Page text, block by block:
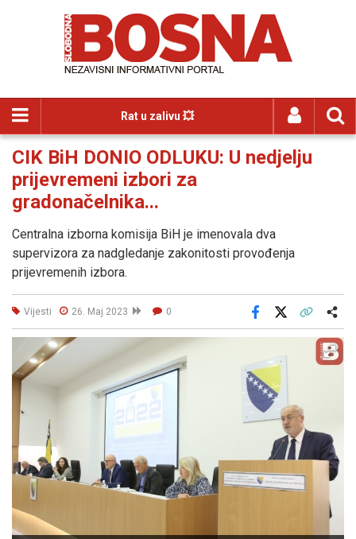
Rat u zalivu 💥
CIK BiH DONIO ODLUKU: U nedjelju
prijevremeni izbori za
gradonačelnika...
Centralna izborna komisija BiH je imenovala dva
supervizora za nadgledanje zakonitosti provođenja
prijevremenih izbora.
Vijesti 26. Maj 2023 0
Facebook